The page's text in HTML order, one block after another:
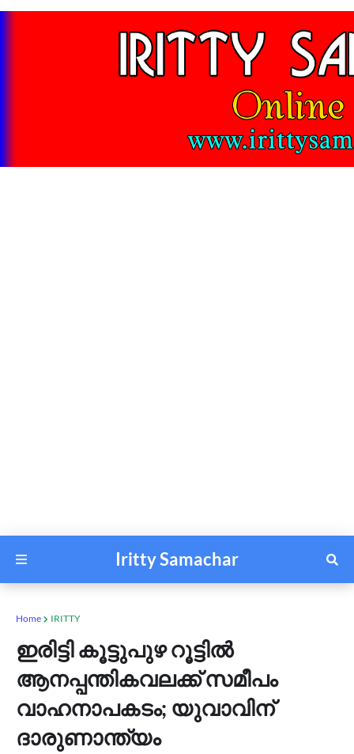
Iritty Samachar
Home IRITTY
ഇരിട്ടി കൂട്ടുപുഴ റൂട്ടിൽ
ആനപ്പന്തികവലക്ക് സമീപം
വാഹനാപകടം; യുവാവിന്
ദാരുണാന്ത്യം